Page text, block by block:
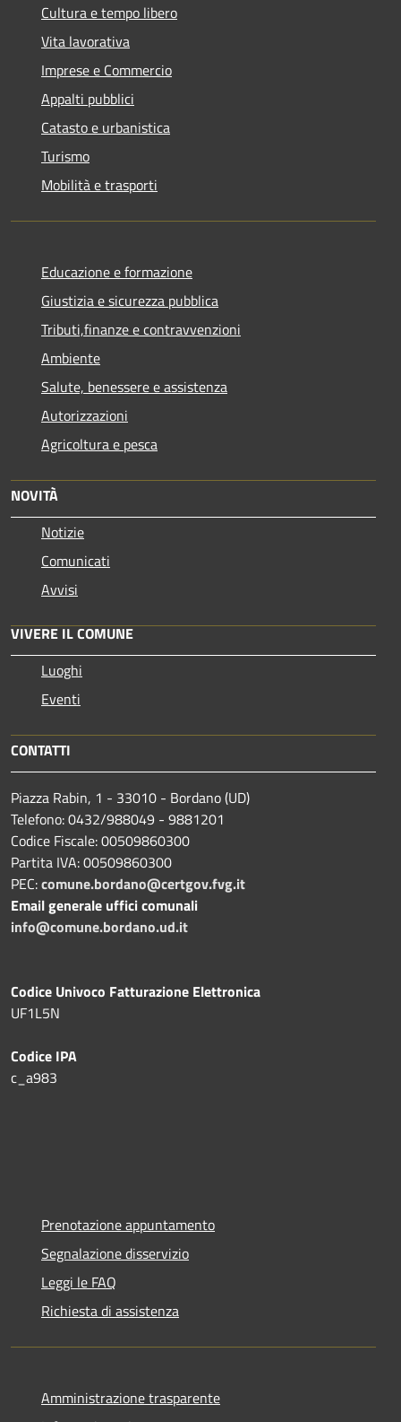
Cultura e tempo libero
Vita lavorativa
Imprese e Commercio
Appalti pubblici
Catasto e urbanistica
Turismo
Mobilità e trasporti
Educazione e formazione
Giustizia e sicurezza pubblica
Tributi,finanze e contravvenzioni
Ambiente
Salute, benessere e assistenza
Autorizzazioni
Agricoltura e pesca
NOVITÀ
Notizie
Comunicati
Avvisi
VIVERE IL COMUNE
Luoghi
Eventi
CONTATTI
Piazza Rabin, 1 - 33010 - Bordano (UD)
Telefono: 0432/988049 - 9881201
Codice Fiscale: 00509860300
Partita IVA: 00509860300
PEC:comune.bordano@certgov.fvg.it
Email generale uffici comunali
info@comune.bordano.ud.it
Codice Univoco Fatturazione Elettronica
UF1L5N
Codice IPA
c_a983
Prenotazione appuntamento
Segnalazione disservizio
Leggi le FAQ
Richiesta di assistenza
Amministrazione trasparente